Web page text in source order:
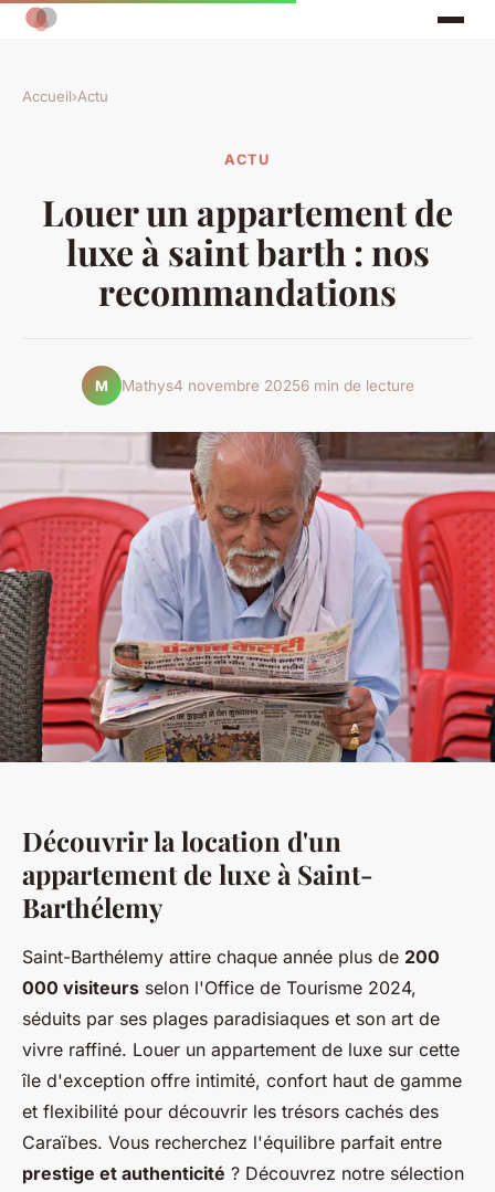
Accueil›Actu
ACTU
Louer un appartement de
luxe à saint barth : nos
recommandations
M Mathys4 novembre 20256 min de lecture
Découvrir la location d'un
appartement de luxe à Saint-
Barthélemy
Saint-Barthélemy attire chaque année plus de 200
000 visiteurs selon l'Office de Tourisme 2024,
séduits par ses plages paradisiaques et son art de
vivre raffiné. Louer un appartement de luxe sur cette
île d'exception offre intimité, confort haut de gamme
et flexibilité pour découvrir les trésors cachés des
Caraïbes. Vous recherchez l'équilibre parfait entre
prestige et authenticité ? Découvrez notre sélection